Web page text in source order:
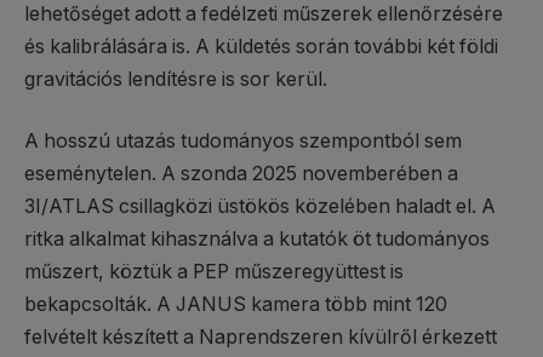
lehetőséget adott a fedélzeti műszerek ellenőrzésére
és kalibrálására is. A küldetés során további két földi
gravitációs lendítésre is sor kerül.
A hosszú utazás tudományos szempontból sem
eseménytelen. A szonda 2025 novemberében a
3I/ATLAS csillagközi üstökös közelében haladt el. A
ritka alkalmat kihasználva a kutatók öt tudományos
műszert, köztük a PEP műszeregyüttest is
bekapcsolták. A JANUS kamera több mint 120
felvételt készített a Naprendszeren kívülről érkezett